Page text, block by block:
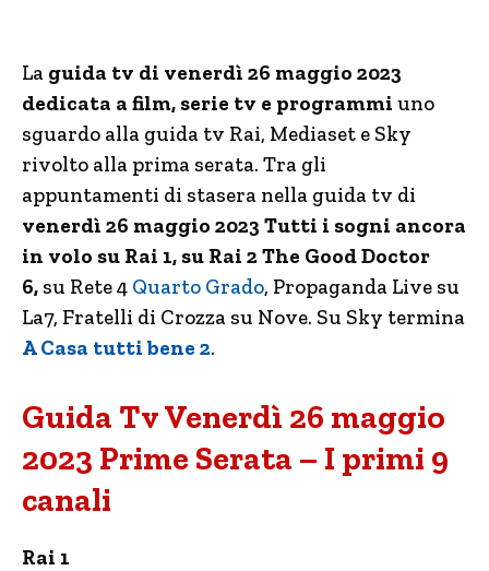
La guida tv di venerdì 26 maggio 2023
dedicata a film, serie tv e programmi uno
sguardo alla guida tv Rai, Mediaset e Sky
rivolto alla prima serata. Tra gli
appuntamenti di stasera nella guida tv di
venerdì 26 maggio 2023 Tutti i sogni ancora
in volo su Rai 1, su Rai 2 The Good Doctor
6, su Rete 4 Quarto Grado, Propaganda Live su
La7, Fratelli di Crozza su Nove. Su Sky termina
A Casa tutti bene 2.
Guida Tv Venerdì 26 maggio
2023 Prime Serata – I primi 9
canali
Rai 1